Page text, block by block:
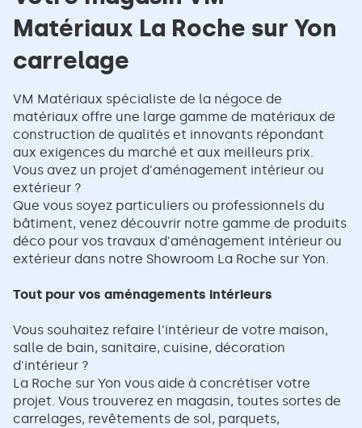
YON
CARRELAGE
Matériaux La Roche sur Yon
carrelage
VM Matériaux spécialiste de la négoce de
matériaux offre une large gamme de matériaux de
construction de qualités et innovants répondant
aux exigences du marché et aux meilleurs prix.
Vous avez un projet d'aménagement intérieur ou
extérieur ?
Que vous soyez particuliers ou professionnels du
bâtiment, venez découvrir notre gamme de produits
déco pour vos travaux d'aménagement intérieur ou
extérieur dans notre Showroom La Roche sur Yon.
Tout pour vos aménagements intérieurs
Vous souhaitez refaire l'intérieur de votre maison,
salle de bain, sanitaire, cuisine, décoration
d'intérieur ?
La Roche sur Yon vous aide à concrétiser votre
projet. Vous trouverez en magasin, toutes sortes de
carrelages, revêtements de sol, parquets,